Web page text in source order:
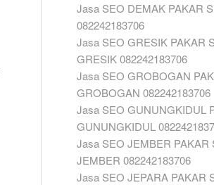
Jasa SEO DEMAK PAKAR
082242183706
Jasa SEO GRESIK PAKAR
GRESIK 082242183706
Jasa SEO GROBOGAN
GROBOGAN 082242183706
Jasa SEO GUNUNGKIDUL
GUNUNGKIDUL
Jasa SEO JEMBER PAKAR
JEMBER 082242183706
Jasa SEO JEPARA PAKAR